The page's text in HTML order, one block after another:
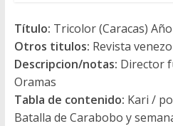
Título: Tricolor (Caracas)
Otros titulos: Revista
Descripcion/notas: Director
Oramas
Tabla de contenido: Kari /
Batalla de Carabobo y